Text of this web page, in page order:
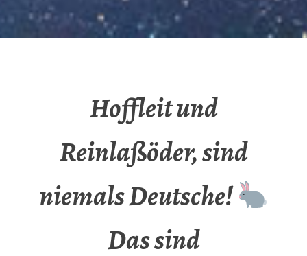
Hoffleit und
Reinlaßöder, sind
niemals Deutsche!
Das sind